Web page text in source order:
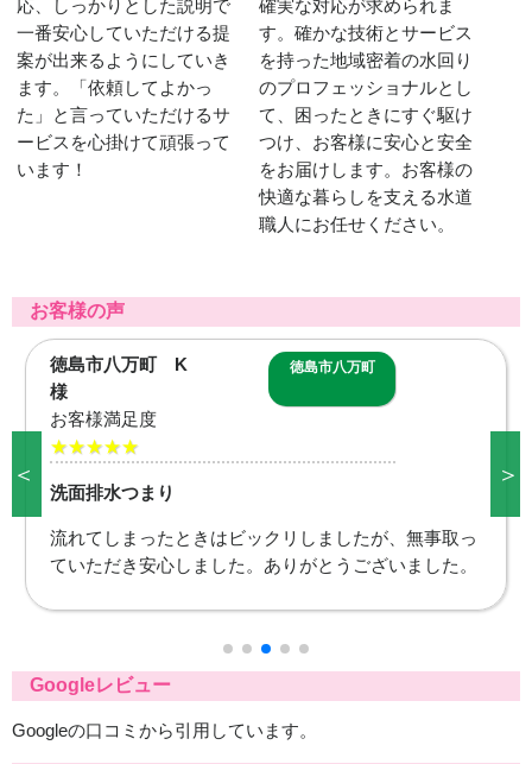
応、しっかりとした説明で
一番安心していただける提
案が出来るようにしていき
ます。「依頼してよかっ
た」と言っていただけるサ
ービスを心掛けて頑張って
います！
確実な対応が求められま
す。確かな技術とサービス
を持った地域密着の水回り
のプロフェッショナルとし
て、困ったときにすぐ駆け
つけ、お客様に安心と安全
をお届けします。お客様の
快適な暮らしを支える水道
職人にお任せください。
お客様の声
板野郡藍住町 M
様
板野郡藍住町
お客様満足度
★★★★★
トイレ交換
トイレも1台しかなく本当に困っていましたのですぐ
に対応してもらえて助かりました。ありがとうござい
＜ ＞
Googleレビュー
Googleの口コミから引用しています。